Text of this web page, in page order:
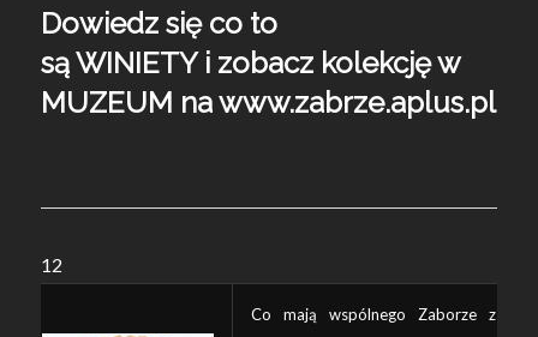
Dowiedz się co to
są WINIETY i zobacz kolekcję w
MUZEUM na www.zabrze.aplus.pl
12
Co mają wspólnego Zaborze z